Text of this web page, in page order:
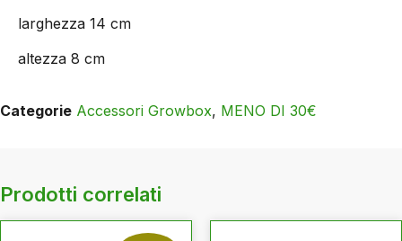
larghezza 14 cm
altezza 8 cm
Categorie Accessori Growbox, MENO DI 30€
Prodotti correlati